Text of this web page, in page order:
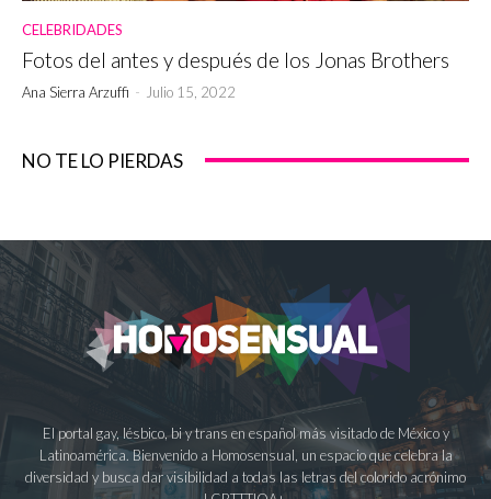
CELEBRIDADES
Fotos del antes y después de los Jonas Brothers
Ana Sierra Arzuffi - Julio 15, 2022
NO TE LO PIERDAS
El portal gay, lésbico, bi y trans en español más visitado de México y
Latinoamérica. Bienvenido a Homosensual, un espacio que celebra la
diversidad y busca dar visibilidad a todas las letras del colorido acrónimo